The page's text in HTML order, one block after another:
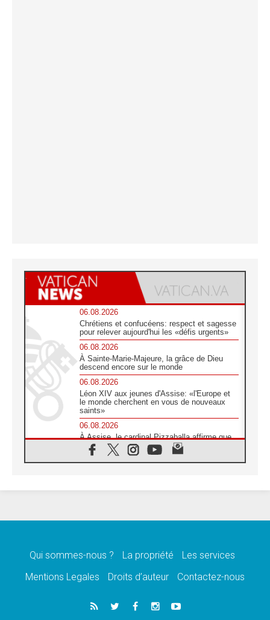
06.08.2026
Chrétiens et confucéens: respect et sagesse
pour relever aujourd'hui les «défis urgents»
06.08.2026
À Sainte-Marie-Majeure, la grâce de Dieu
descend encore sur le monde
06.08.2026
Léon XIV aux jeunes d'Assise: «l'Europe et
le monde cherchent en vous de nouveaux
saints»
06.08.2026
À Assise, le cardinal Pizzaballa affirme que
«les chrétiens veulent la paix»
06.08.2026
message de paix et de dignité humaine»
«La visite du Pape en Uruguay renforcera
05.08.2026
Le nonce en Ukraine: «Il est inquiétant
Qui sommes-nous ? La propriété
Les services
Mentions Legales
Droits d’auteur Contactez-nous